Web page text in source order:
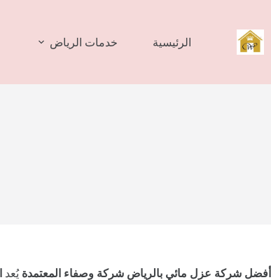
المحتوى
الرئيسية خدمات الرياض
أفضل شركة عزل مائي بالرياض شركة وصفاء المعتمدةيُعد